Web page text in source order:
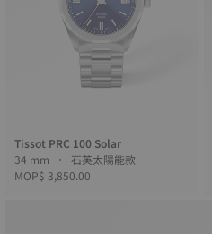
Tissot PRC 100 Solar
34 mm • 石英太陽能款
MOP$ 3,850.00